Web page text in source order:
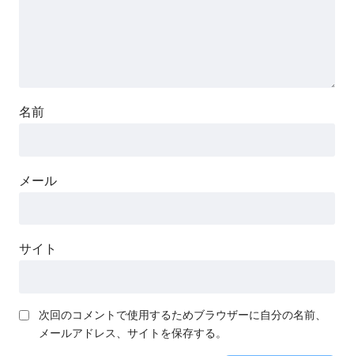
名前
メール
サイト
次回のコメントで使用するためブラウザーに自分の名前、
メールアドレス、サイトを保存する。